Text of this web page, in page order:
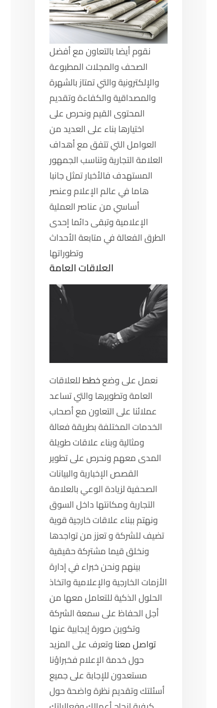
نقوم أيضا بالتعاون مع أفضل
الصحف والمجلات المطبوعة
والإلكترونية والتي تمتاز بالشهرة
والمصداقية والكفاءة وتقديم
المحتوى القيم ونحرص على
اختيارها بناء على العديد من
العوامل التي تتفق مع أهداف
العلامة التجارية وتناسب الجمهور
المستهدف فالأخبار تمثل جانبا
هاما في عالم الإعلام وعنصر
أساسي من عناصر العملية
الإعلامية وتبقى دائما إحدى
الطرق الفعالة في متابعة الأحداث
وتطوراتها
العلاقات العامة
نعمل على وضعخططللعلاقات
العامة وتطويرها والتي تساعد
عملائنا على التعاون مع أصحاب
الخدمات المختلفة بطريقة فعالة
ومثالية وبناء علاقات طويلة
المدى معهم ونحرص على تطوير
القصص الإخبارية والبيانات
الصحفية لزيادة الوعي بالعلامة
التجارية ومكانتها داخل السوق
ونهتم ببناء علاقات خارجية قوية
تضيف للشركة و تعزز من تواجدها
ونخلق قيما مشتركة حقيقية
بينهم ونحن خبراء في إدارة
الأزمات الخارجية والإعلامية واتخاذ
الحلول الذكية للتعامل معها من
أجل الحفاظ على سمعة الشركة
وتكوين صورة إيجابية عنها
تواصل معناوتعرف على المزيد
حول خدمة الإعلام فخبراؤنا
مستعدون للإجابة على جميع
أسئلتك وتقديم نظرة واضحة حول